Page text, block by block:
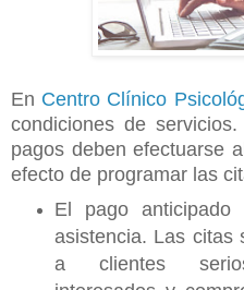
En Centro Clínico
condiciones de
pagos deben efectuarse
efecto de programar las
El pago anticipado
asistencia. Las citas
a clientes